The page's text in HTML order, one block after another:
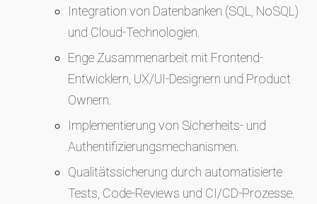
Integration von Datenbanken (SQL, NoSQL)
und Cloud-Technologien.
Enge Zusammenarbeit mit Frontend-
Entwicklern, UX/UI-Designern und Product
Ownern.
Implementierung von Sicherheits- und
Authentifizierungsmechanismen.
Qualitätssicherung durch automatisierte
Tests, Code-Reviews und CI/CD-Prozesse.